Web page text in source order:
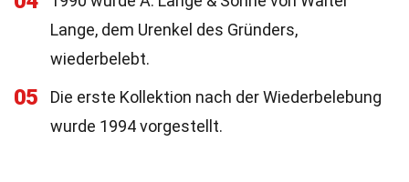
Lange, dem Urenkel des Gründers,
wiederbelebt.
05
Die erste Kollektion nach der Wiederbelebung
wurde 1994 vorgestellt.